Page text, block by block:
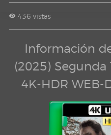
436 vistas
Información
(2025) Segunda
4K-HDR WEB-